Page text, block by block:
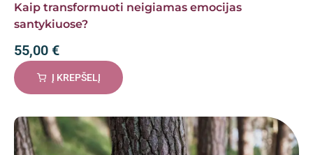
Kaip transformuoti neigiamas emocijas
santykiuose?
55,00 €
Į KREPŠELĮ